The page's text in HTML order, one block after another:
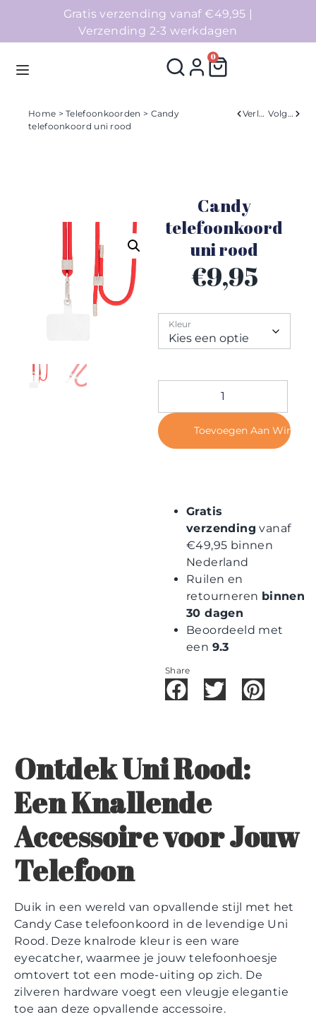
Gratis verzending vanaf €49,95 |
Verzending 2-3 werkdagen
0
Collecties
Home >Telefoonkoorden > Candy
telefoonkoord uni rood
Verleden Volgend
Candy
telefoonkoord
uni rood
€9,95
Kleur
Toevoegen Aan
Gratis
verzending vanaf
€49,95 binnen
Nederland
Ruilen en
retourneren binnen
30 dagen
Beoordeeld met
een 9.3
Share
Ontdek Uni Rood:
Een Knallende
Accessoire voor Jouw
Telefoon
Duik in een wereld van opvallende stijl met het
Candy Case telefoonkoord in de levendige Uni
Rood. Deze knalrode kleur is een ware
eyecatcher, waarmee je jouw telefoonhoesje
omtovert tot een mode-uiting op zich. De
zilveren hardware voegt een vleugje elegantie
toe aan deze opvallende accessoire.